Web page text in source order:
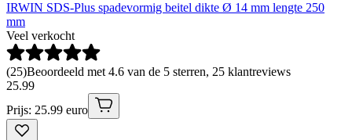
IRWIN SDS-Plus spadevormig beitel dikte Ø 14 mm lengte 250
mm
Veel verkocht
(25)Beoordeeld met 4.6 van de 5 sterren, 25 klantreviews
25.99
Prijs: 25.99 euro